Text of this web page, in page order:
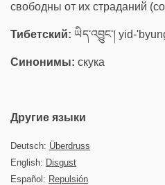
свободны от их страданий
Тибетский: ཡིད་འབྱུང་། yid-
Синонимы: скука
Другие языки
Deutsch: Überdruss
English: Disgust
Español: Repulsión